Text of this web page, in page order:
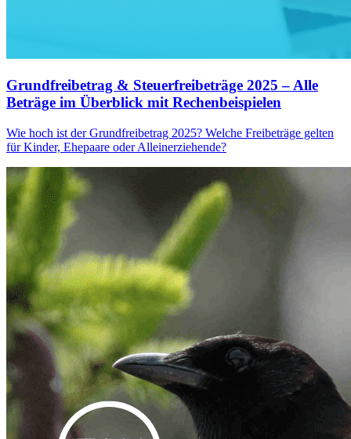
Grundfreibetrag & Steuerfreibeträge 2025 – Alle
Beträge im Überblick mit Rechenbeispielen
Wie hoch ist der Grundfreibetrag 2025? Welche Freibeträge gelten
für Kinder, Ehepaare oder Alleinerziehende?